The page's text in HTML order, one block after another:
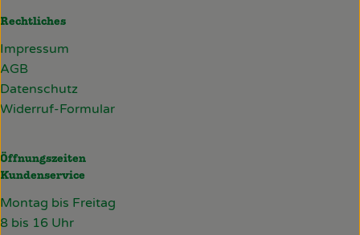
Rechtliches
Impressum
AGB
Datenschutz
Widerruf-Formular
Öffnungszeiten
Kundenservice
Montag bis Freitag
8 bis 16 Uhr